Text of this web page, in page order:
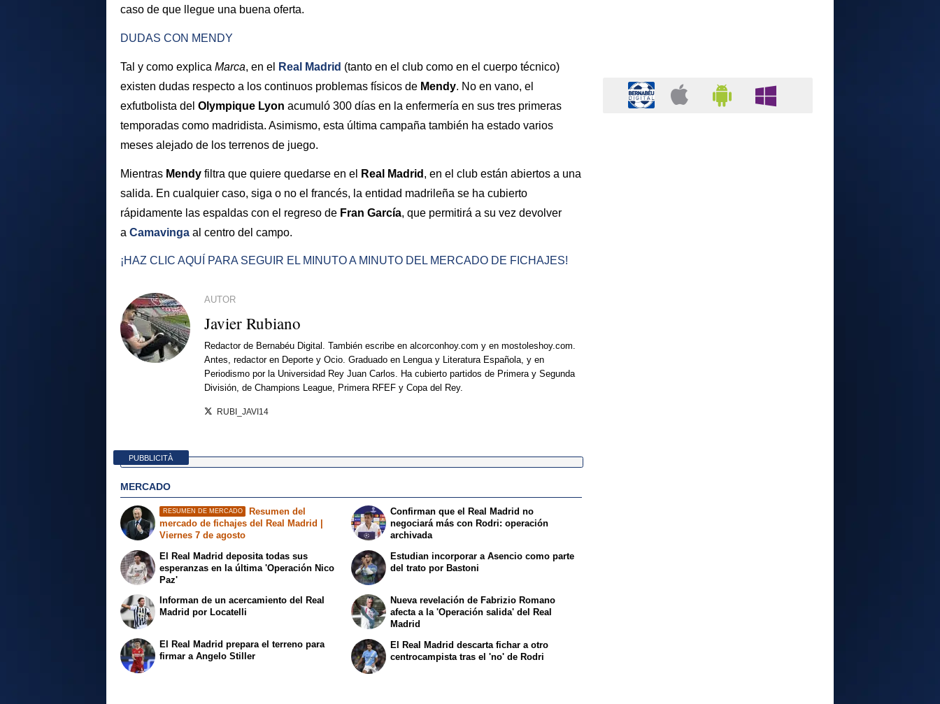
caso de que llegue una buena oferta.
DUDAS CON MENDY
Tal y como explica Marca, en el Real Madrid (tanto en el club como en el cuerpo técnico)
existen dudas respecto a los continuos problemas físicos de Mendy. No en vano, el
exfutbolista del Olympique Lyon acumuló 300 días en la enfermería en sus tres primeras
temporadas como madridista. Asimismo, esta última campaña también ha estado varios
meses alejado de los terrenos de juego.
Mientras Mendy filtra que quiere quedarse en el Real Madrid , en el club están abiertos a una
salida. En cualquier caso, siga o no el francés, la entidad madrileña se ha cubierto
rápidamente las espaldas con el regreso de Fran García, que permitirá a su vez devolver
a Camavinga al centro del campo.
¡HAZ CLIC AQUÍ PARA SEGUIR EL MINUTO A MINUTO DEL MERCADO DE FICHAJES!
AUTOR
Javier Rubiano
Redactor de Bernabéu Digital. También escribe en alcorconhoy.com y en mostoleshoy.com.
Antes, redactor en Deporte y Ocio. Graduado en Lengua y Literatura Española, y en
Periodismo por la Universidad Rey Juan Carlos. Ha cubierto partidos de Primera y Segunda
División, de Champions League, Primera RFEF y Copa del Rey.
RUBI_JAVI14
PUBBLICITÀ
MERCADO
RESUMEN DE MERCADO
Resumen del
mercado de fichajes del Real Madrid |
Viernes 7 de agosto
El Real Madrid deposita todas sus
esperanzas en la última 'Operación Nico
Paz'
Confirman que el Real Madrid no
negociará más con Rodri: operación
archivada
Estudian incorporar a Asencio como parte
del trato por Bastoni
Informan de un acercamiento del Real
Madrid por Locatelli
El Real Madrid prepara el terreno para
firmar a Angelo Stiller
Nueva revelación de Fabrizio Romano
afecta a la 'Operación salida' del Real
Madrid
El Real Madrid descarta fichar a otro
centrocampista tras el 'no' de Rodri